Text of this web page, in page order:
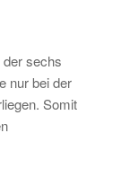
sechs
nur bei der
Somit